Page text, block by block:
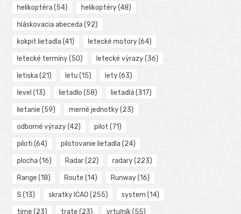
helikoptéra (54) helikoptéry(48)
hláskovacia abeceda (92)
kokpit lietadla (41) letecké motory(64)
letecké termíny(50) letecké výrazy(36)
letiska (21) letu (15) lety(63)
level (13) lietadlo (58) lietadlá (317)
lietanie (59) merné jednotky(23)
odborné výrazy(42) pilot (71)
piloti (64) pilotovanie lietadla (24)
plocha (16) Radar(22) radary(223)
Range (18) Route (14) Runway(16)
S (13) skratky ICAO (255) system (14)
time (23) trate (23) vrtuľník(55)